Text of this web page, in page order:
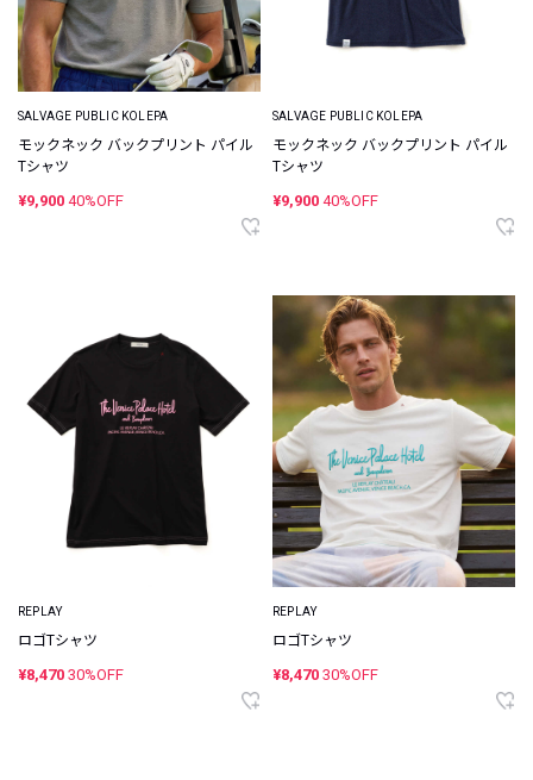
SALVAGE PUBLIC KOLEPA
モックネック バックプリント パイル
Tシャツ
¥9,900 40%OFF
SALVAGE PUBLIC KOLEPA
モックネック バックプリント パイル
Tシャツ
¥9,900 40%OFF
REPLAY
ロゴTシャツ
¥8,470 30%OFF
REPLAY
ロゴTシャツ
¥8,470 30%OFF